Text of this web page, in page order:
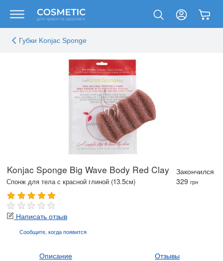
Губки Konjac Sponge
Konjac Sponge Big Wave Body Red Clay
Спонж для тела с красной глиной (13.5см)
Закончился
329 грн
Написать отзыв
Сообщите, когдапоявится
Описание Отзывы